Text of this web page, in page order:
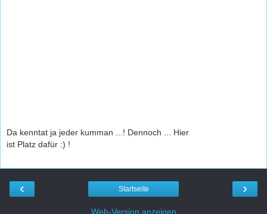
Da kenntat ja jeder kumman ...! Dennoch ... Hier
ist Platz dafür :) !
‹ ›
Startseite
Web-Version anzeigen